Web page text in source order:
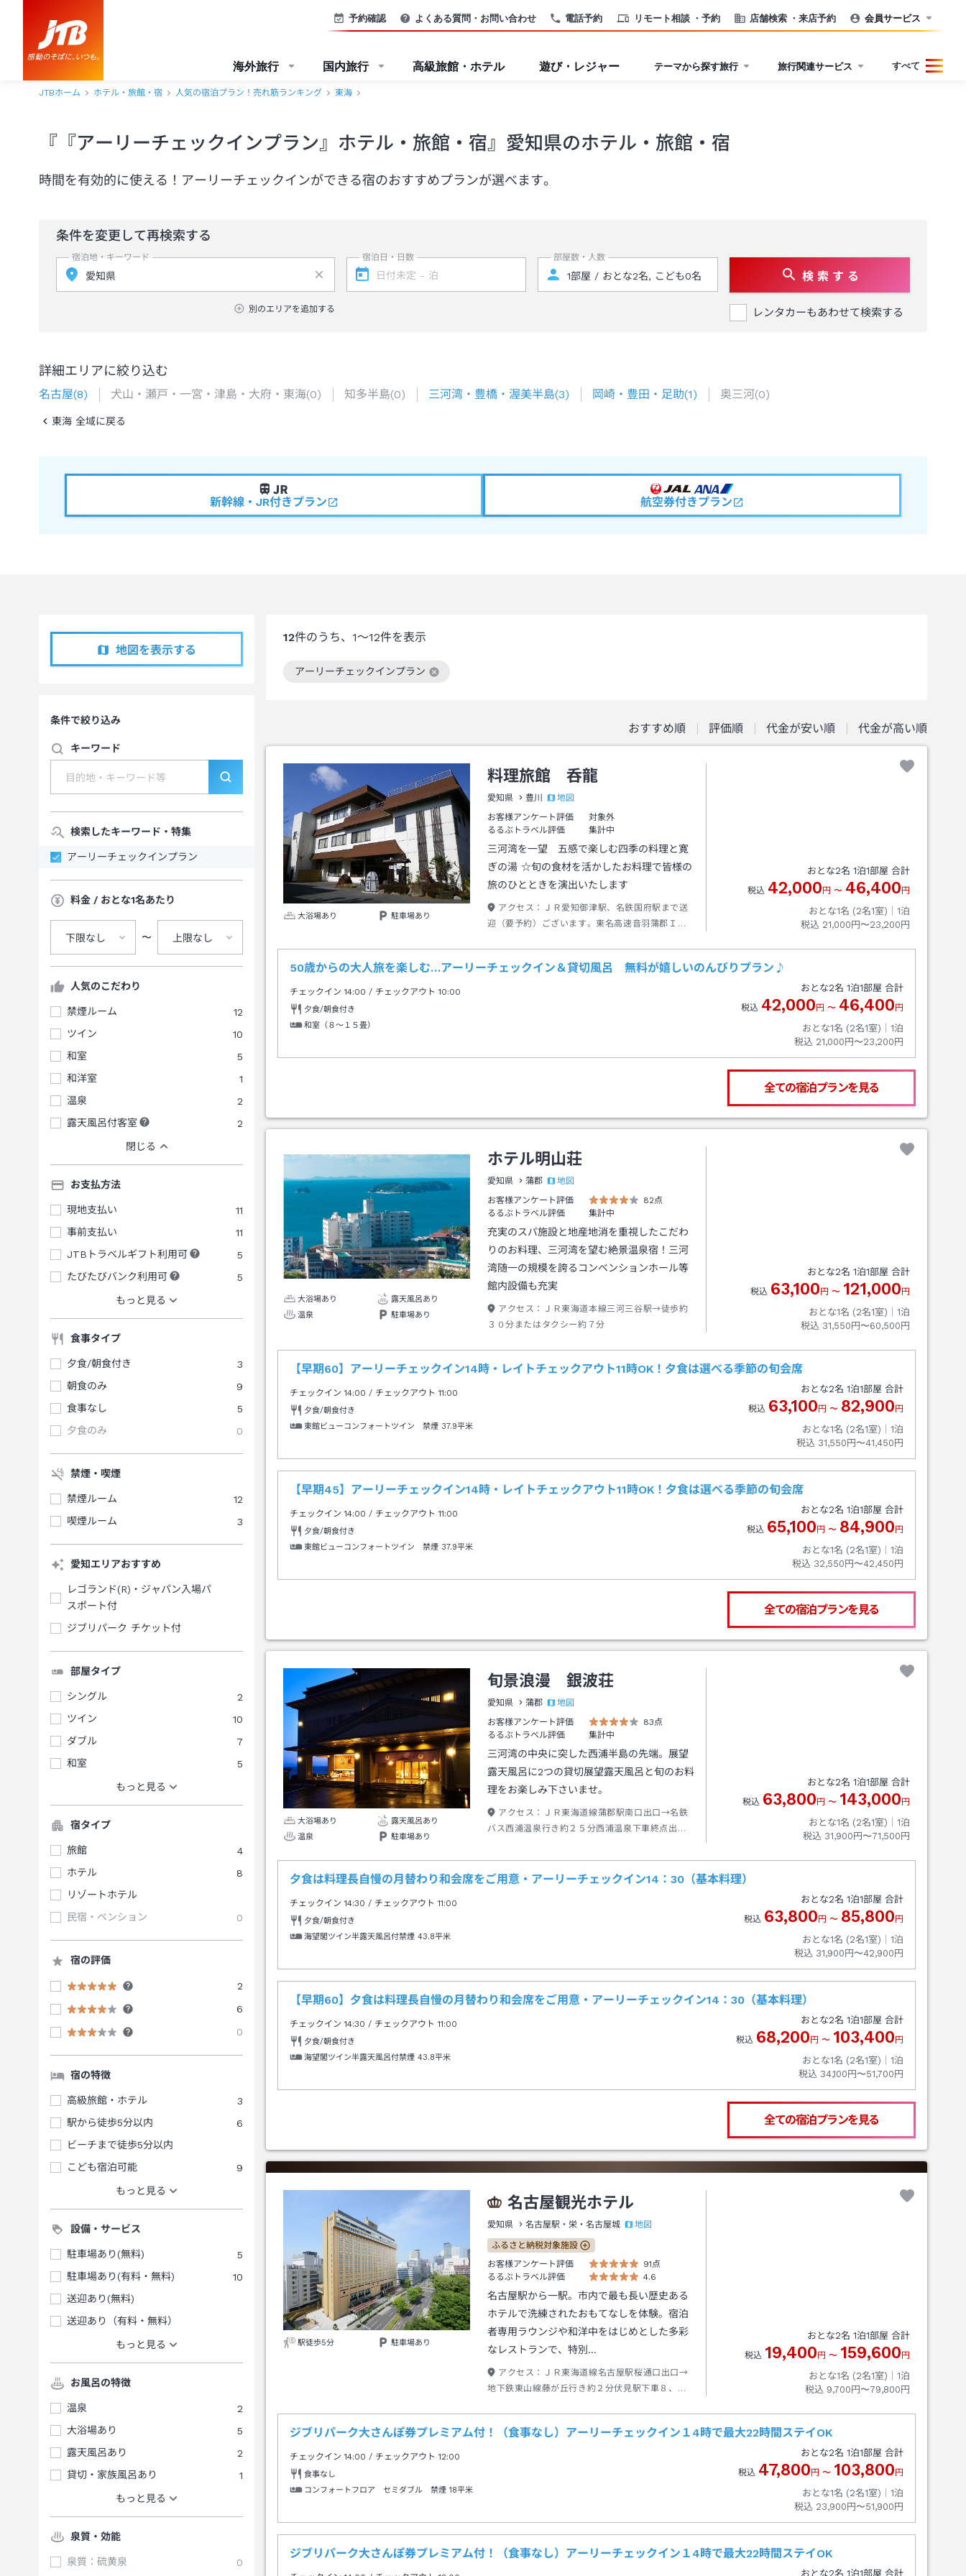
電話予約 リモート相談 ・予約 店舗検索 ・来店予約
予約確認 よくある質問・お問い合わせ 会員サービス
海外旅行 国内旅行 高級旅館・ホテル 遊び・レジャー テーマから探す旅行 旅行関連サービス すべて
JTBホーム ホテル・旅館・宿 人気の宿泊プラン！売れ筋ランキング 東海
『『アーリーチェックインプラン』ホテル・旅館・宿』愛知県のホテル・旅館・宿
時間を有効的に使える！アーリーチェックインができる宿のおすすめプランが選べます。
条件を変更して再検索する
宿泊地・キーワード
別のエリアを追加する
宿泊日・日数 部屋数・人数
検 索 す る
レンタカーもあわせて検索する
詳細エリアに絞り込む
名古屋(8) 犬山・瀬戸・一宮・津島・大府・東海(0) 知多半島(0) 三河湾・豊橋・渥美半島(3) 岡崎・豊田・足助(1) 奥三河(0)
東海 全域に戻る
新幹線・JR付きプラン 航空券付きプラン
地図を表示する
条件で絞り込み
キーワード
検索したキーワード・特集
アーリーチェックインプラン
料金 / おとな1名あたり
下限なし 〜 上限なし
人気のこだわり
禁煙ルーム
12
ツイン
10
和室
5
和洋室
1
温泉
2
露天風呂付客室
2
閉じる
お支払方法
現地支払い
11
事前支払い
11
JTBトラベルギフト利用可
5
たびたびバンク利用可
5
もっと見る
食事タイプ
夕食/朝食付き
3
朝食のみ
9
食事なし
5
夕食のみ
0
禁煙・喫煙
禁煙ルーム
12
喫煙ルーム
3
愛知エリアおすすめ
レゴランド(R)・ジャパン入場パ
スポート付
ジブリパーク チケット付
部屋タイプ
シングル
2
ツイン
10
ダブル
7
和室
5
もっと見る
宿タイプ
旅館
4
ホテル
8
リゾートホテル
民宿・ペンション
0
宿の評価
2
6
0
宿の特徴
高級旅館・ホテル
3
駅から徒歩5分以内
6
ビーチまで徒歩5分以内
こども宿泊可能
9
もっと見る
設備・サービス
駐車場あり(無料)
5
駐車場あり(有料・無料)
10
送迎あり(無料)
送迎あり（有料・無料）
もっと見る
お風呂の特徴
温泉
2
大浴場あり
5
露天風呂あり
2
貸切・家族風呂あり
1
もっと見る
泉質・効能
泉質：硫黄泉 0
12件のうち、 1～12件を表示
アーリーチェックインプラン
この絞り込み条件を解除
おすすめ順 評価順 代金が安い順 代金が高い順
大浴場あり 駐車場あり
料理旅館 呑龍
愛知県 豊川
地図
お客様アンケート評価
対象外
るるぶトラベル評価
集計中
三河湾を一望 五感で楽しむ四季の料理と寛
ぎの湯 ☆旬の食材を活かしたお料理で皆様の
旅のひとときを演出いたします
アクセス：
ＪＲ愛知御津駅、名鉄国府駅まで送
迎（要予約）ございます。東名高速音羽蒲郡Ｉ．
おとな2名 1泊1部屋 合計
税込 42,000 円 〜 46,400 円
おとな1名 (2名1室)｜ 1泊
税込 21,000円〜23,200円
50歳からの大人旅を楽しむ…アーリーチェックイン＆貸切風呂 無料が嬉しいのんびりプラン♪
チェックイン14:00 / チェックアウト 10:00
夕食/朝食付き
和室（８～１５畳）
おとな2名 1泊1部屋 合計
税込 42,000 円 〜 46,400 円
おとな1名 (2名1室)｜ 1泊
税込 21,000円〜23,200円
全ての宿泊プランを見る
大浴場あり
露天風呂あり
温泉
駐車場あり
ホテル明山荘
愛知県 蒲郡
地図
お客様アンケート評価
82点
るるぶトラベル評価
集計中
充実のスパ施設と地産地消を重視したこだわ
りのお料理、三河湾を望む絶景温泉宿！三河
湾随一の規模を誇るコンベンションホール等
館内設備も充実
アクセス：
ＪＲ東海道本線三河三谷駅→徒歩約
３０分またはタクシー約７分
おとな2名 1泊1部屋 合計
税込 63,100 円 〜 121,000 円
おとな1名 (2名1室)｜ 1泊
税込 31,550円〜60,500円
【早期60】アーリーチェックイン14時・レイトチェックアウト11時OK！夕食は選べる季節の旬会席
チェックイン14:00 / チェックアウト 11:00
夕食/朝食付き
東館ビューコンフォートツイン 禁煙 37.9平米
おとな2名 1泊1部屋 合計
税込 63,100 円 〜 82,900 円
おとな1名 (2名1室)｜ 1泊
税込 31,550円〜41,450円
【早期45】アーリーチェックイン14時・レイトチェックアウト11時OK！夕食は選べる季節の旬会席
チェックイン14:00 / チェックアウト 11:00
夕食/朝食付き
東館ビューコンフォートツイン 禁煙 37.9平米
おとな2名 1泊1部屋 合計
税込 65,100 円 〜 84,900 円
おとな1名 (2名1室)｜ 1泊
税込 32,550円〜42,450円
全ての宿泊プランを見る
大浴場あり
露天風呂あり
温泉
駐車場あり
旬景浪漫 銀波荘
愛知県 蒲郡
地図
お客様アンケート評価
83点
るるぶトラベル評価
集計中
三河湾の中央に突した西浦半島の先端。展望
露天風呂に2つの貸切展望露天風呂と旬のお料
理をお楽しみ下さいませ。
アクセス：
ＪＲ東海道線蒲郡駅南口出口→名鉄
バス西浦温泉行き約２５分西浦温泉下車終点出口
おとな2名 1泊1部屋 合計
税込 63,800 円 〜 143,000 円
おとな1名 (2名1室)｜ 1泊
税込 31,900円〜71,500円
夕食は料理長自慢の月替わり和会席をご用意・アーリーチェックイン14：30（基本料理）
チェックイン14:30 / チェックアウト 11:00
夕食/朝食付き
海望閣ツイン半露天風呂付禁煙 43.8平米
おとな2名 1泊1部屋 合計
税込 63,800 円 〜 85,800 円
おとな1名 (2名1室)｜ 1泊
税込 31,900円〜42,900円
【早期60】夕食は料理長自慢の月替わり和会席をご用意・アーリーチェックイン14：30（基本料理）
チェックイン14:30 / チェックアウト 11:00
夕食/朝食付き
海望閣ツイン半露天風呂付禁煙 43.8平米
おとな2名 1泊1部屋 合計
税込 68,200 円 〜 103,400 円
おとな1名 (2名1室)｜ 1泊
税込 34,100円〜51,700円
全ての宿泊プランを見る
駅徒歩5分 駐車場あり
名古屋観光ホテル
愛知県 名古屋駅・栄・名古屋城 地図
ふるさと納税対象施設
お客様アンケート評価
91点
るるぶトラベル評価
4.6
名古屋駅から一駅。市内で最も長い歴史ある
ホテルで洗練されたおもてなしを体験。宿泊
者専用ラウンジや和洋中をはじめとした多彩
なレストランで、特別…
アクセス：
ＪＲ東海道線名古屋駅桜通口出口→
地下鉄東山線藤が丘行き約２分伏見駅下車８、
おとな2名 1泊1部屋 合計
税込 19,400 円 〜 159,600 円
おとな1名 (2名1室)｜ 1泊
税込 9,700円〜79,800円
ジブリパーク大さんぽ券プレミアム付！（食事なし）アーリーチェックイン１4時で最大22時間ステイOK
チェックイン14:00 / チェックアウト 12:00
食事なし
コンフォートフロア セミダブル 禁煙 18平米
おとな2名 1泊1部屋 合計
税込 47,800 円 〜 103,800 円
おとな1名 (2名1室)｜ 1泊
税込 23,900円〜51,900円
ジブリパーク大さんぽ券プレミアム付！（食事なし）アーリーチェックイン１4時で最大22時間ステイOK
おとな2名 1泊1部屋 合計